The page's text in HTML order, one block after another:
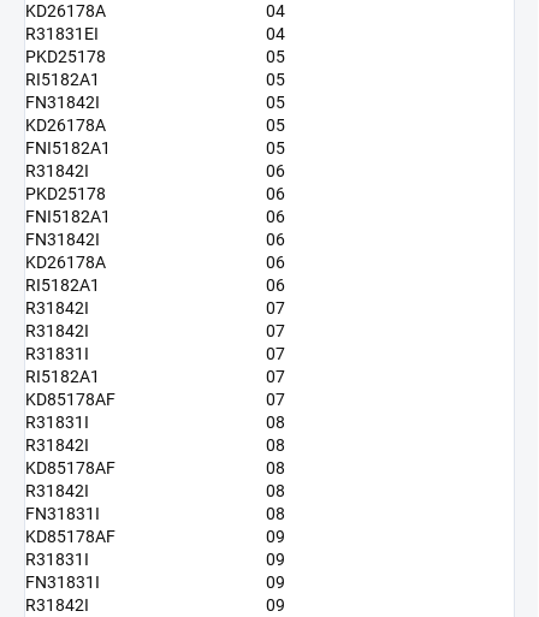
KD26178A
04
R31831EI
04
PKD25178
05
RI5182A1
05
FN31842I
05
KD26178A
05
FNI5182A1
05
R31842I
06
PKD25178
06
FNI5182A1
06
FN31842I
06
KD26178A
06
RI5182A1
06
R31842I
07
R31842I
07
R31831I
07
RI5182A1
07
KD85178AF
07
R31831I
08
R31842I
08
KD85178AF
08
R31842I
08
FN31831I
08
KD85178AF
09
R31831I
09
FN31831I
09
R31842I
09